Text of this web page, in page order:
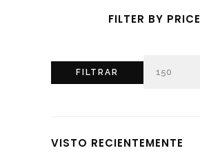
FILTER BY PRICE
FILTRAR
VISTO RECIENTEMENTE